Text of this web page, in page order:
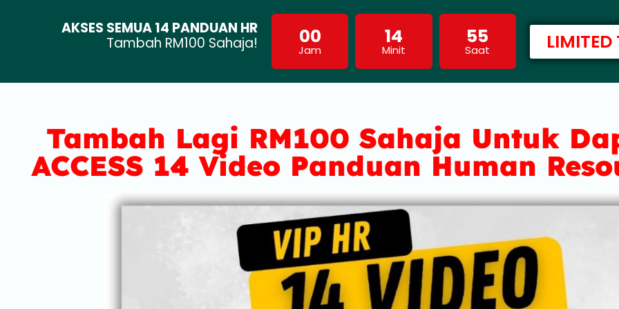
AKSES SEMUA 14 PANDUAN HR
Tambah RM100 Sahaja!
00
Jam
14
Minit
54
Saat LIMITED
Tambah Lagi RM100 Sahaja Untuk
ACCESS 14 Video Panduan Human